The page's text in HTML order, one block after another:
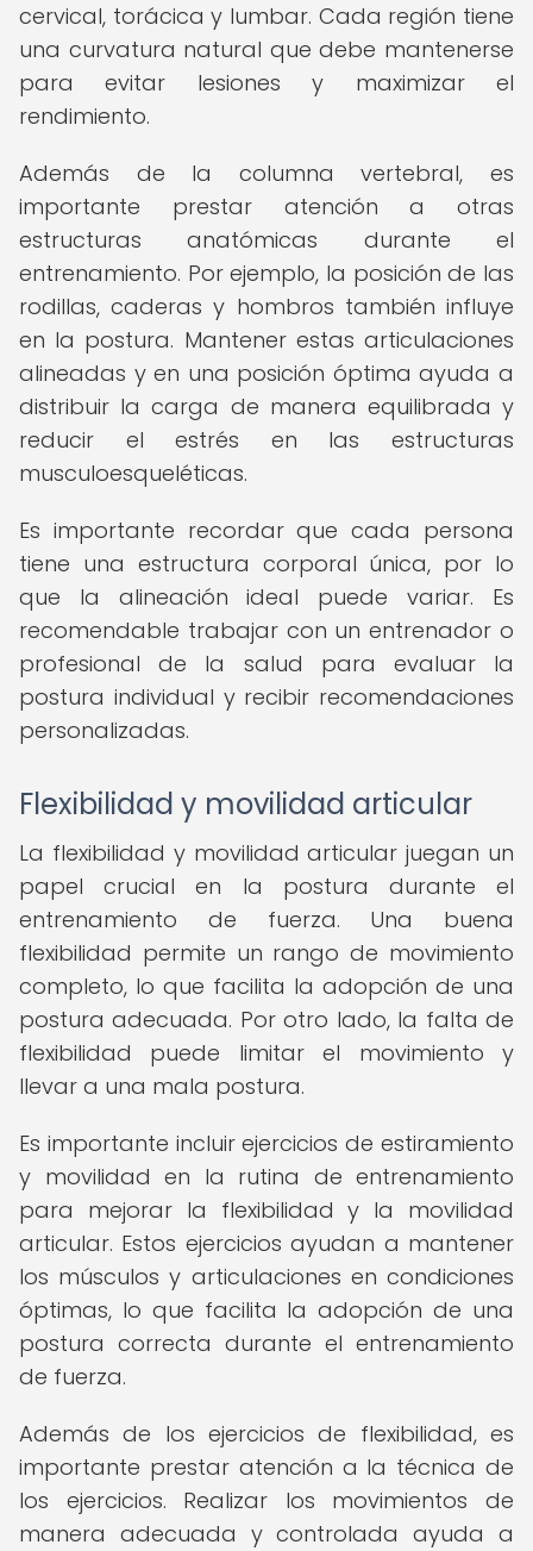
cervical, torácica y lumbar. Cada región tiene
una curvatura natural que debe mantenerse
para evitar lesiones y maximizar el
rendimiento.
Además de la columna vertebral, es
importante prestar atención a otras
estructuras anatómicas durante el
entrenamiento. Por ejemplo, la posición de las
rodillas, caderas y hombros también influye
en la postura. Mantener estas articulaciones
alineadas y en una posición óptima ayuda a
distribuir la carga de manera equilibrada y
reducir el estrés en las estructuras
musculoesqueléticas.
Es importante recordar que cada persona
tiene una estructura corporal única, por lo
que la alineación ideal puede variar. Es
recomendable trabajar con un entrenador o
profesional de la salud para evaluar la
postura individual y recibir recomendaciones
personalizadas.
Flexibilidad y movilidad articular
La flexibilidad y movilidad articular juegan un
papel crucial en la postura durante el
entrenamiento de fuerza. Una buena
flexibilidad permite un rango de movimiento
completo, lo que facilita la adopción de una
postura adecuada. Por otro lado, la falta de
flexibilidad puede limitar el movimiento y
llevar a una mala postura.
Es importante incluir ejercicios de estiramiento
y movilidad en la rutina de entrenamiento
para mejorar la flexibilidad y la movilidad
articular. Estos ejercicios ayudan a mantener
los músculos y articulaciones en condiciones
óptimas, lo que facilita la adopción de una
postura correcta durante el entrenamiento
de fuerza.
Además de los ejercicios de flexibilidad, es
importante prestar atención a la técnica de
los ejercicios. Realizar los movimientos de
manera adecuada y controlada ayuda a